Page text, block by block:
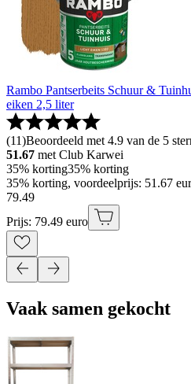
Rambo Pantserbeits Schuur &
eiken 2,5 liter
(11)Beoordeeld met 4.9 van de 5
51.67 met Club Karwei
35% korting35% korting
35% korting, voordeelprijs: 51.67
79.49
Prijs: 79.49 euro
Vaak samen gekocht